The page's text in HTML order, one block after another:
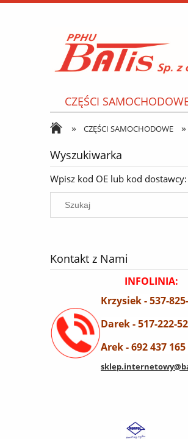
CZĘŚCI
NARZĘDZIA I AKCESORIA
» CZĘŚCI SAMOCHODOWE »
Wyszukiwarka
Wpisz kod OE lub kod
Kontakt z Nami
INFOLINIA:
Krzysiek - 537-
Darek - 517-222-
Arek - 692 437